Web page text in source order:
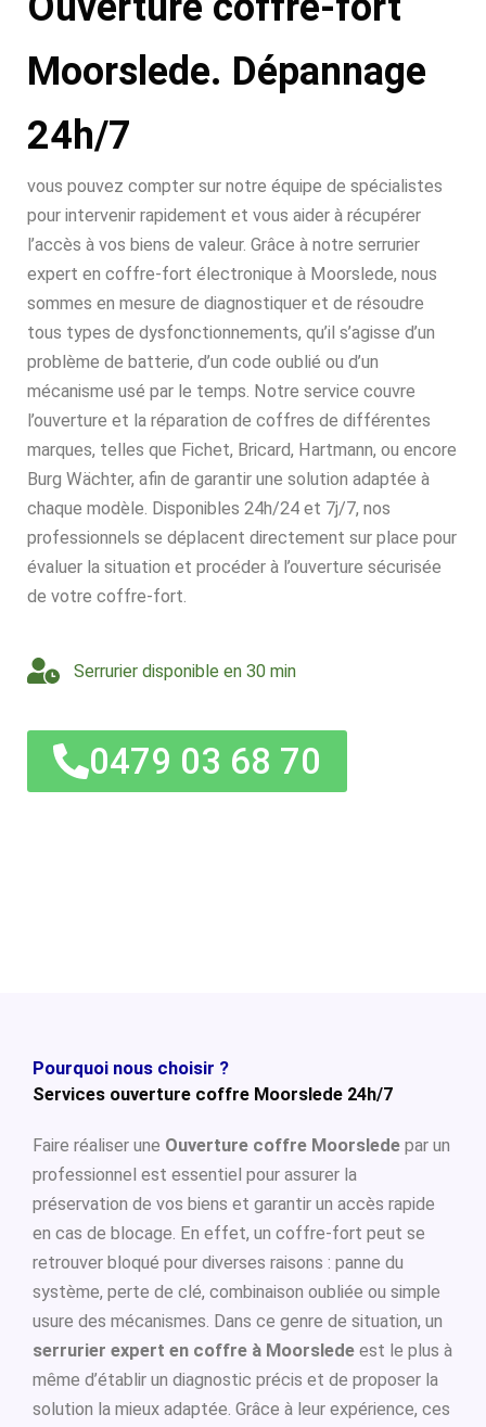
Moorslede. Dépannage
24h/7
vous pouvez compter sur notre équipe de spécialistes
pour intervenir rapidement et vous aider à récupérer
l’accès à vos biens de valeur. Grâce à notre serrurier
expert en coffre-fort électronique à Moorslede, nous
sommes en mesure de diagnostiquer et de résoudre
tous types de dysfonctionnements, qu’il s’agisse d’un
problème de batterie, d’un code oublié ou d’un
mécanisme usé par le temps. Notre service couvre
l’ouverture et la réparation de coffres de différentes
marques, telles que Fichet, Bricard, Hartmann, ou encore
Burg Wächter, afin de garantir une solution adaptée à
chaque modèle. Disponibles 24h/24 et 7j/7, nos
professionnels se déplacent directement sur place pour
évaluer la situation et procéder à l’ouverture sécurisée
de votre coffre-fort.
Serrurier disponible en 30 min
0479 03 68 70
Pourquoi nous choisir ?
Services ouverture coffre Moorslede 24h/7
Faire réaliser une Ouverture coffre Moorslede par un
professionnel est essentiel pour assurer la
préservation de vos biens et garantir un accès rapide
en cas de blocage. En effet, un coffre-fort peut se
retrouver bloqué pour diverses raisons : panne du
système, perte de clé, combinaison oubliée ou simple
usure des mécanismes. Dans ce genre de situation, un
serrurier expert en coffre à Moorslede est le plus à
même d’établir un diagnostic précis et de proposer la
solution la mieux adaptée. Grâce à leur expérience, ces